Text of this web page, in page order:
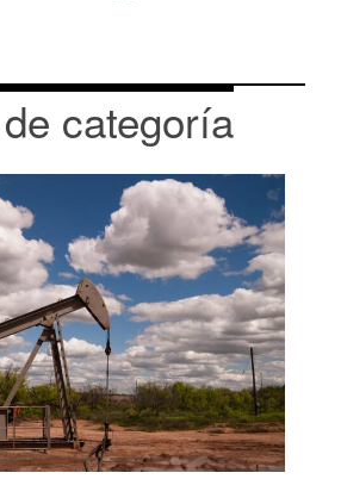
categoría